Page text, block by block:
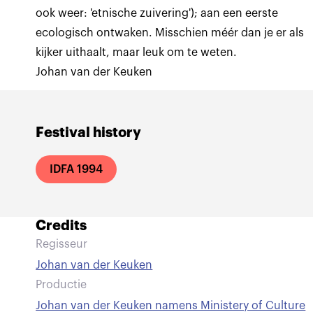
Festival history
IDFA 1994
ook weer: 'etnische zuivering'); aan een eerste
ecologisch ontwaken. Misschien méér dan je er als
kijker uithaalt, maar leuk om te weten.
Johan van der Keuken
Credits
Regisseur
Johan van der Keuken
Productie
Johan van der Keuken namens Ministery of Culture